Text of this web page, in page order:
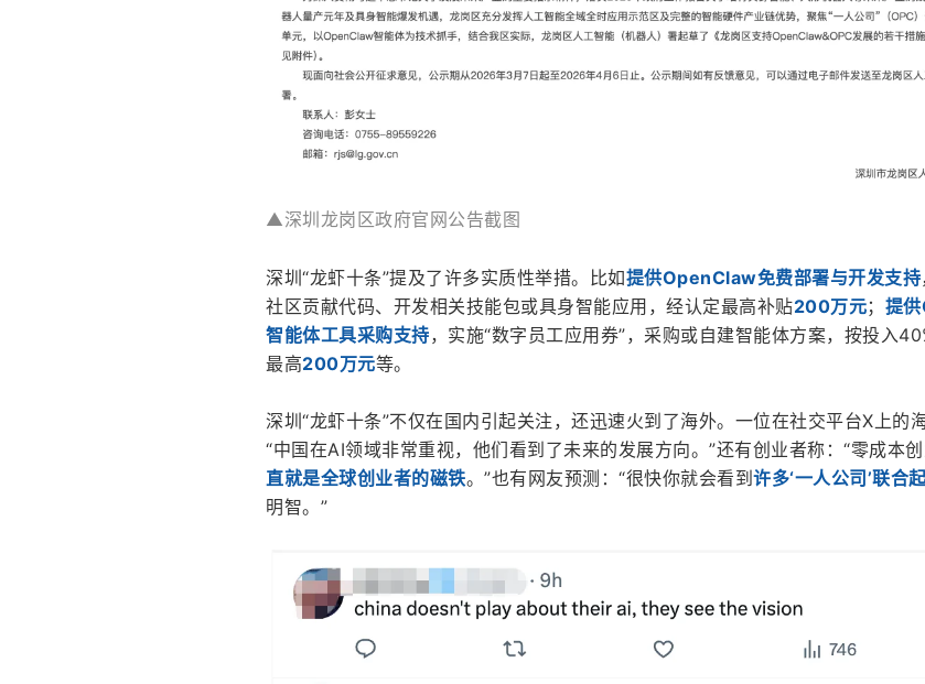
▲深圳龙岗区政府官网公告截图
深圳“龙虾十条”提及了许多实质性举措。比如提供OpenClaw免费部署与开发支持
社区贡献代码、开发相关技能包或具身智能应用，经认定最高补贴200万元； 提
智能体工具采购支持，实施“数字员工应用券”，采购或自建智能体方案，按投入
最高200万元等。
深圳“龙虾十条”不仅在国内引起关注，还迅速火到了海外。一位在社交平台X上的
“中国在AI领域非常重视，他们看到了未来的发展方向。”还有创业者称：“零成本创
直就是全球创业者的磁铁。”也有网友预测：“很快你就会看到 许多‘一人公司’联合
明智。”